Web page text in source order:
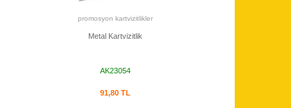
promosyon kartvizitlikler
Metal Kartvizitlik
AK23054
91,80 TL